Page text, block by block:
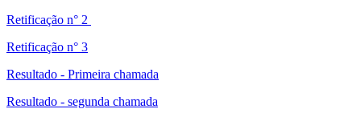
Retificação n° 2
Retificação n° 3
Resultado - Primeira chamada
Resultado - segunda chamada